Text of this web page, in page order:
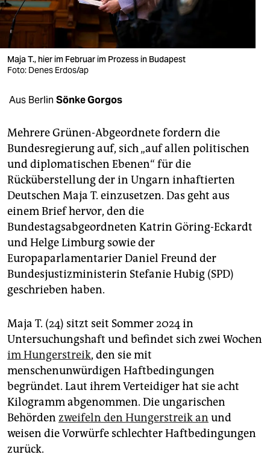
verlag
veranstaltungen
shop
fragen & hilfe
unterstützen
abo
genossenschaft
epaper login
Maja T., hier im Februar im Prozess in Budapest
Foto: Denes Erdos/ap
Aus Berlin Sönke Gorgos
Mehrere Grünen-Abgeordnete fordern die
Bundesregierung auf, sich „auf allen politischen
und diplomatischen Ebenen“ für die
Rücküberstellung der in Ungarn inhaftierten
Deutschen Maja T. einzusetzen. Das geht aus
einem Brief hervor, den die
Bundestagsabgeordneten Katrin Göring-Eckardt
und Helge Limburg sowie der
Europaparlamentarier Daniel Freund der
Bundesjustizministerin Stefanie Hubig (SPD)
geschrieben haben.
Maja T. (24) sitzt seit Sommer 2024 in
Untersuchungshaft und befindet sich zwei Wochen
im Hungerstreik, den sie mit
menschenunwürdigen Haftbedingungen
begründet. Laut ihrem Verteidiger hat sie acht
Kilogramm abgenommen. Die ungarischen
Behörden zweifeln den Hungerstreik an und
weisen die Vorwürfe schlechter Haftbedingungen
zurück.